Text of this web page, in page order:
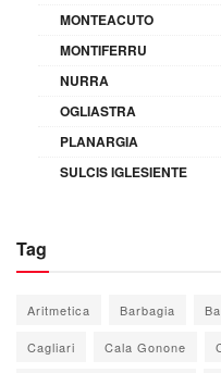
MONTEACUTO
MONTIFERRU
NURRA
OGLIASTRA
PLANARGIA
SULCIS IGLESIENTE
Tag
Aritmetica Barbagia
Cagliari Cala Gonone